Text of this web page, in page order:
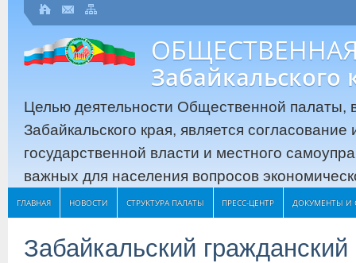
Забайкальского
Целью деятельности Общественной палаты,
Забайкальского края, является
государственной власти и местного
важных для населения вопросов
ГЛАВНАЯ НОВОСТИ СТРУКТУРА ПАЛАТЫ ПРЕСС-ЦЕНТР ДОКУМЕНТЫ И
Забайкальский